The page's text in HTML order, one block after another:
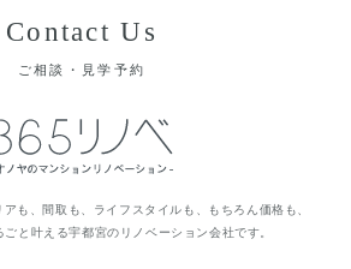
Contact Us
ご相談・見学予約
も、間取も、ライフスタイルも、もちろん価格も、
と叶える宇都宮のリノベーション会社です。